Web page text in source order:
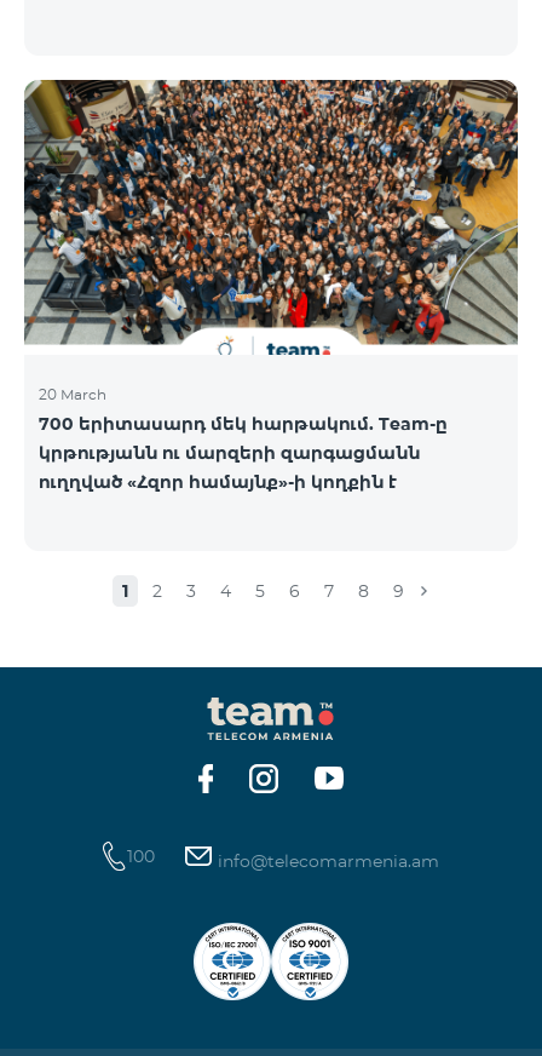
20 March
700 երիտասարդ մեկ հարթակում. Team-ը
կրթությանն ու մարզերի զարգացմանն
ուղղված «Հզոր համայնք»-ի կողքին է
1 2 3 4 5 6 7 8 9
100 info@telecomarmenia.am